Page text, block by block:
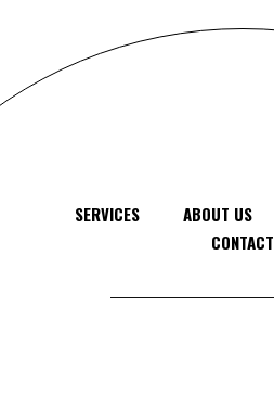
SERVICES ABOUT US
CONTACT